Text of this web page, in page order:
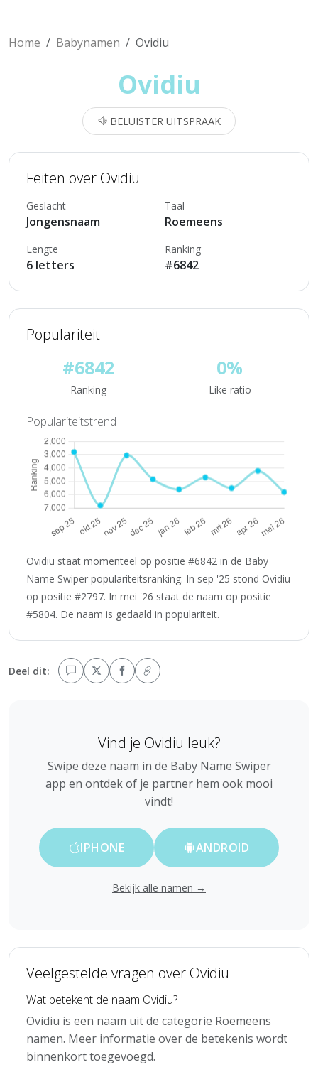
Home Babynamen Ovidiu
Ovidiu
BELUISTER UITSPRAAK
Feiten over Ovidiu
Geslacht
Jongensnaam
Taal
Roemeens
Lengte
6 letters
Ranking
#6842
Populariteit
#6842
Ranking
0%
Like ratio
Populariteitstrend
Ovidiu staat momenteel op positie #6842 in de Baby
Name Swiper populariteitsranking. In sep '25 stond Ovidiu
op positie #2797. In mei '26 staat de naam op positie
#5804. De naam is gedaald in populariteit.
Deel dit:
Vind je Ovidiu leuk?
Swipe deze naam in de Baby Name Swiper
app en ontdek of je partner hem ook mooi
vindt!
IPHONE ANDROID
Bekijk alle namen →
Veelgestelde vragen over Ovidiu
Wat betekent de naam Ovidiu?
Ovidiu is een naam uit de categorie Roemeens
namen. Meer informatie over de betekenis wordt
binnenkort toegevoegd.